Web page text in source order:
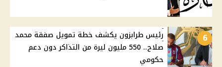
6
رئيس طرابزون يكشف خطة تمويل صفقة محمد
صلاح.. 550 مليون ليرة من التذاكر دون دعم
حكومي